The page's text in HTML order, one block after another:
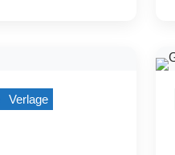
Verlage